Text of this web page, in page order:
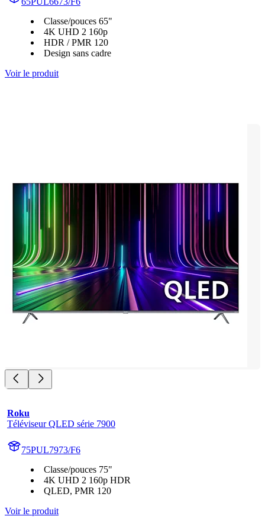
Classe/pouces 65"
4K UHD 2 160p
HDR / PMR 120
Design sans cadre
Voir le produit
Roku
Téléviseur QLED série 7900
75PUL7973/F6
Classe/pouces 75"
4K UHD 2 160p HDR
QLED, PMR 120
Voir le produit